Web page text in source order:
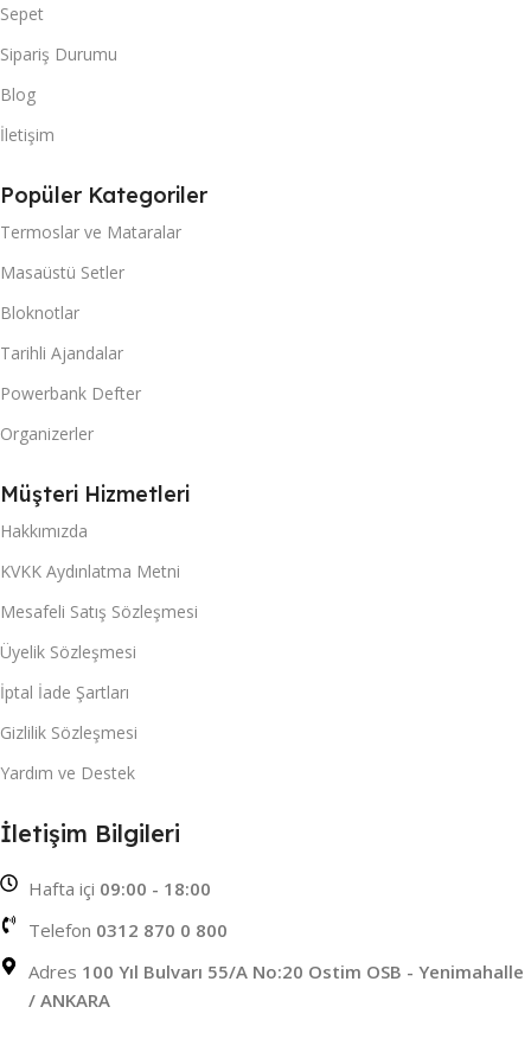
Sepet
Sipariş Durumu
Blog
İletişim
Popüler Kategoriler
Termoslar ve Mataralar
Masaüstü Setler
Bloknotlar
Tarihli Ajandalar
Powerbank Defter
Organizerler
Müşteri Hizmetleri
Hakkımızda
KVKK Aydınlatma Metni
Mesafeli Satış Sözleşmesi
Üyelik Sözleşmesi
İptal İade Şartları
Gizlilik Sözleşmesi
Yardım ve Destek
İletişim Bilgileri
Hafta içi 09:00 - 18:00
Telefon 0312 870 0 800
Adres 100 Yıl Bulvarı 55/A No:20 Ostim OSB - Yenimahalle
/ ANKARA